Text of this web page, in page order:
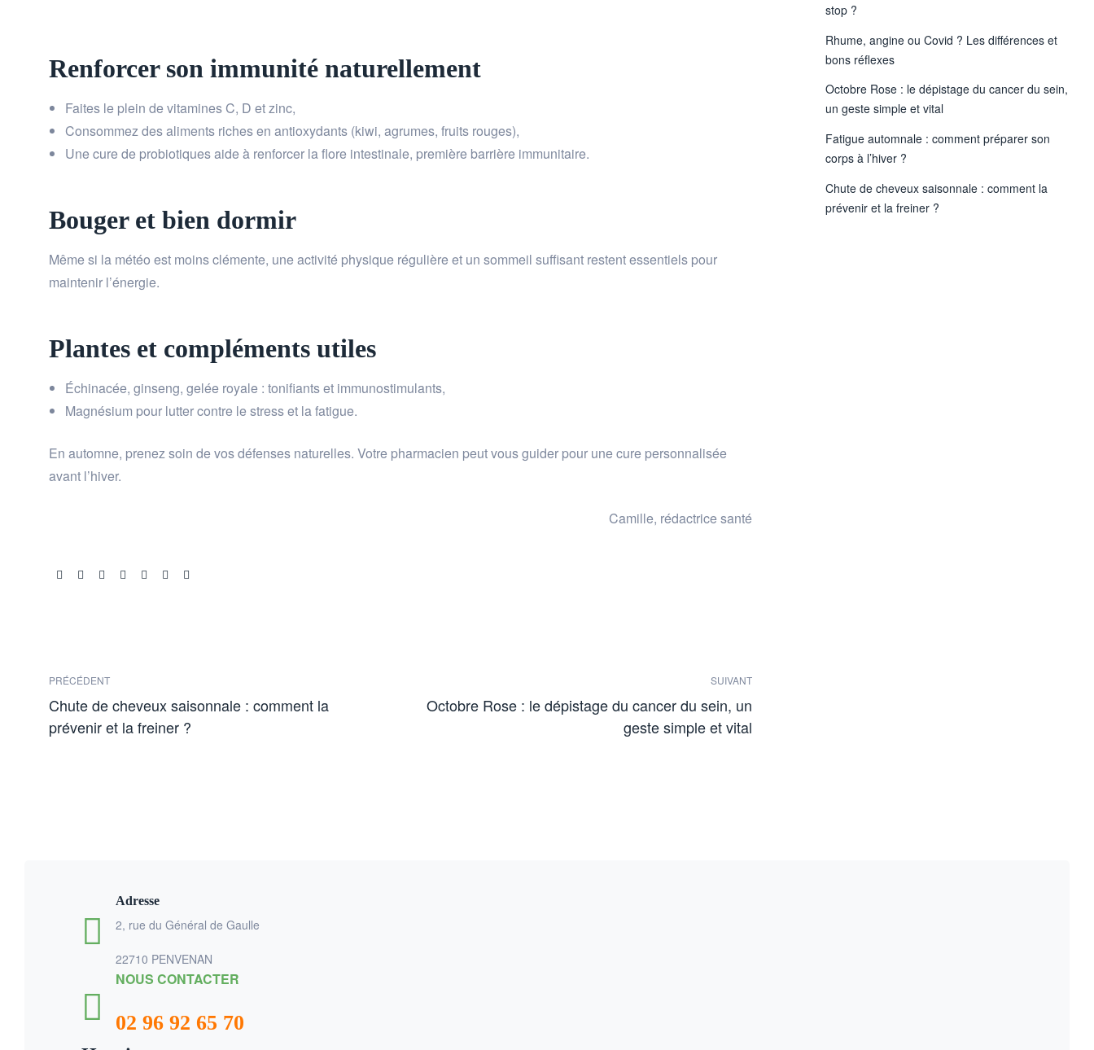
Renforcer son immunité naturellement
Faites le plein de vitamines C, D et zinc,
Consommez des aliments riches en antioxydants (kiwi, agrumes, fruits rouges),
Une cure de probiotiques aide à renforcer la flore intestinale, première barrière immunitaire.
Bouger et bien dormir
Même si la météo est moins clémente, une activité physique régulière et un sommeil suffisant restent essentiels pour
maintenir l’énergie.
Plantes et compléments utiles
Échinacée, ginseng, gelée royale : tonifiants et immunostimulants,
Magnésium pour lutter contre le stress et la fatigue.
En automne, prenez soin de vos défenses naturelles. Votre pharmacien peut vous guider pour une cure personnalisée
avant l’hiver.
Camille, rédactrice santé
Share:
PRÉCÉDENT
Chute de cheveux saisonnale : comment la
prévenir et la freiner ?
SUIVANT
Octobre Rose : le dépistage du cancer du sein, un
geste simple et vital
stop ?
Rhume, angine ou Covid ? Les différences et
bons réflexes
Octobre Rose : le dépistage du cancer du sein,
un geste simple et vital
Fatigue automnale : comment préparer son
corps à l’hiver ?
Chute de cheveux saisonnale : comment la
prévenir et la freiner ?
Adresse
2, rue du Général de Gaulle
22710 PENVENAN
NOUS CONTACTER
02 96 92 65 70